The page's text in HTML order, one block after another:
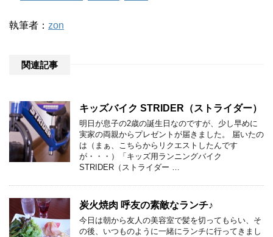
執筆者： zon
関連記事
キッズバイク STRIDER（ストライダー）
明日が息子の2歳の誕生日なのですが、少し早めに
実家の両親からプレゼントが届きました。 届いたの
は（まぁ、こちらからリクエストしたんです
が・・・）「キッズ用ランニングバイク
STRIDER（ストライダー …
炭火焼肉 呼友の素敵なランチ♪
今日は朝から友人の美容室で髪を切ってもらい、そ
の後、いつものように一緒にランチに行ってきまし